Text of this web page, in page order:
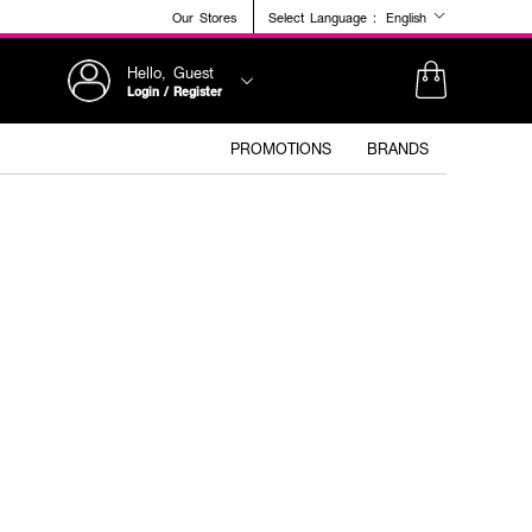
Our Stores Select Language : English
Hello, Guest
Login / Register
PROMOTIONS BRANDS